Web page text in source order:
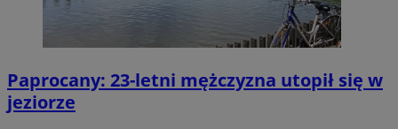
Paprocany: 23-letni mężczyzna utopił się w
jeziorze